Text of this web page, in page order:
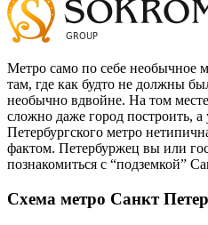
Метро само по себе необычное
там, где как будто не должны
необычно вдвойне. На том месте
сложно даже город построить,
Петербургского метро
фактом. Петербуржец вы или
познакомиться с “подземкой”
Схема метро Санкт